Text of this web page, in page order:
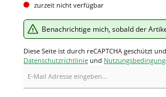
zurzeit nicht verfügbar
Benachrichtige mich, sobald der
Diese Seite ist durch reCAPTCHA geschützt
Datenschutzrichtlinie und